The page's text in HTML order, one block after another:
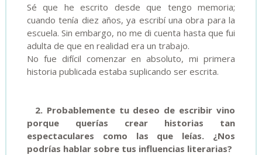
Sé que he escrito desde que tengo memoria;
cuando tenía diez años, ya escribí una obra para la
escuela. Sin embargo, no me di cuenta hasta que fui
adulta de que en realidad era un trabajo.
No fue difícil comenzar en absoluto, mi primera
historia publicada estaba suplicando ser escrita.
2. Probablemente tu deseo de escribir vino
porque querías crear historias tan
espectaculares como las que leías. ¿Nos
podrías hablar sobre tus influencias literarias?